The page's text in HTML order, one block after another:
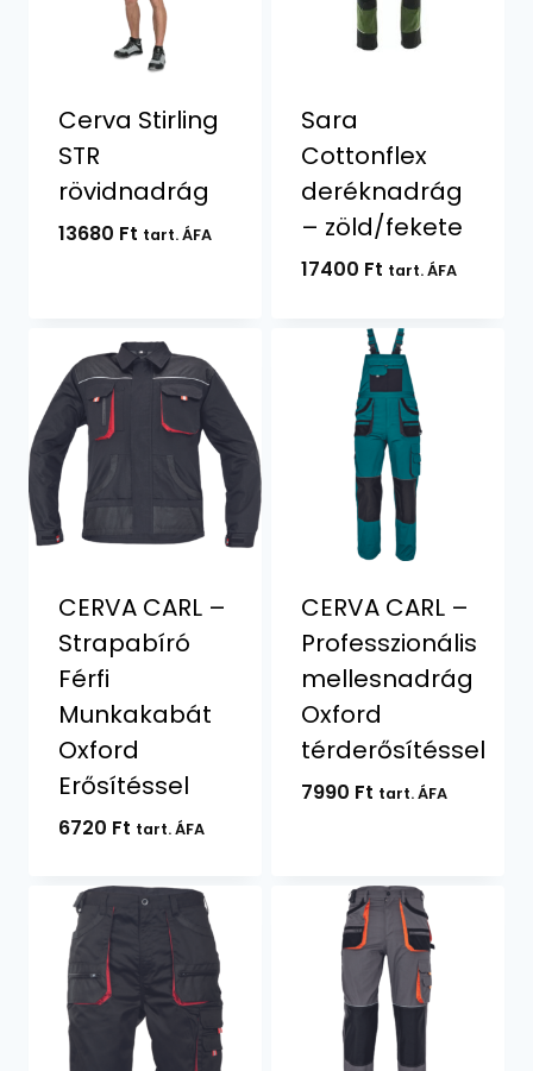
Cerva Stirling
STR
rövidnadrág
13680 Ft tart. ÁFA
Sara
Cottonflex
deréknadrág
– zöld/fekete
17400 Ft tart. ÁFA
CERVA CARL –
Strapabíró
Férfi
Munkakabát
Oxford
Erősítéssel
6720 Ft tart. ÁFA
CERVA CARL –
Professzionális
mellesnadrág
Oxford
térderősítéssel
7990 Ft tart. ÁFA